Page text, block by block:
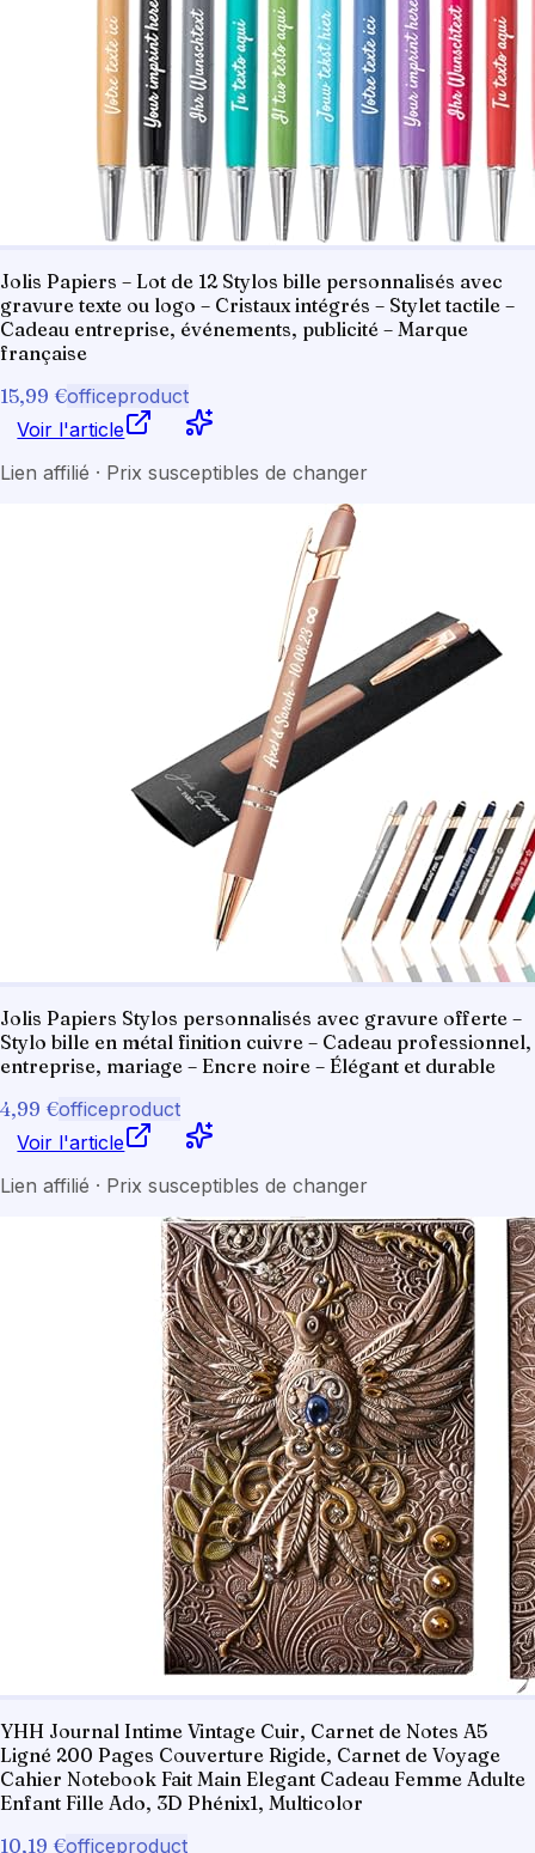
Jolis Papiers – Lot de 12 Stylos bille personnalisés avec
gravure texte ou logo – Cristaux intégrés – Stylet tactile –
Cadeau entreprise, événements, publicité – Marque
française
15,99 €officeproduct
Voir l'article
Lien affilié · Prix susceptibles de changer
Jolis Papiers Stylos personnalisés avec gravure offerte –
Stylo bille en métal finition cuivre – Cadeau professionnel,
entreprise, mariage – Encre noire – Élégant et durable
4,99 €officeproduct
Voir l'article
Lien affilié · Prix susceptibles de changer
YHH Journal Intime Vintage Cuir, Carnet de Notes A5
Ligné 200 Pages Couverture Rigide, Carnet de Voyage
Cahier Notebook Fait Main Elegant Cadeau Femme Adulte
Enfant Fille Ado, 3D Phénix1, Multicolor
10,19 €officeproduct